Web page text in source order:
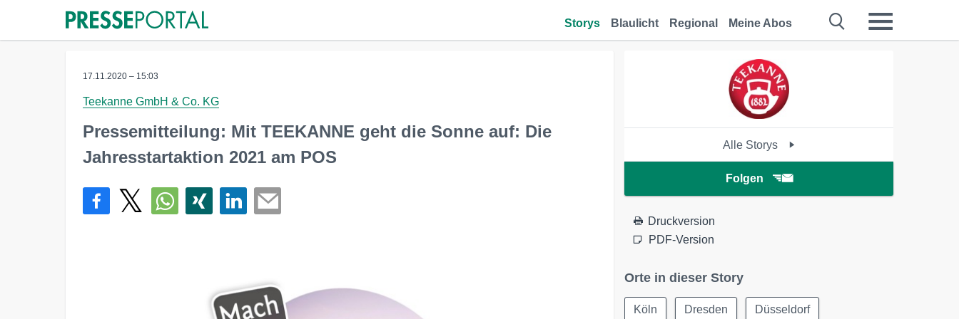
Storys Blaulicht Regional Meine Abos
17.11.2020 – 15:03
Teekanne GmbH & Co. KG
Pressemitteilung: Mit TEEKANNE geht die Sonne auf: Die
Jahresstartaktion 2021 am POS
Alle Storys
Folgen
Druckversion
PDF-Version
Orte in dieser Story
Köln Dresden Düsseldorf